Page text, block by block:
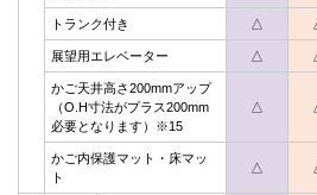
トランク付き △
展望用エレベーター △
かご天井高さ200mmアップ
（O.H寸法がプラス200mm
必要となります）※15
△
かご内保護マット・床マッ
ト
△